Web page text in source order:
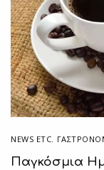
NEWS ETC.
Παγκόσμια